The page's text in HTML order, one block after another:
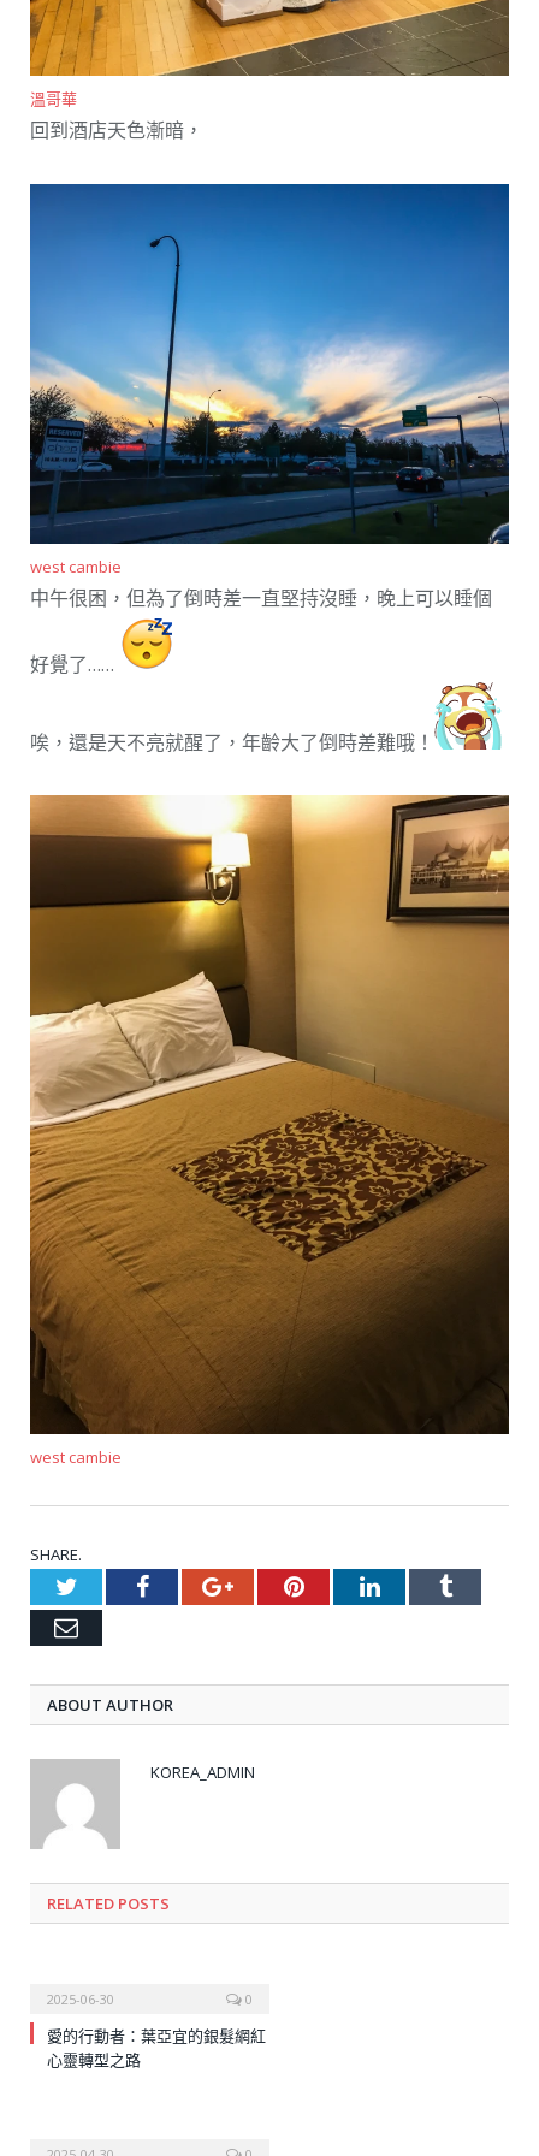
溫哥華
回到酒店天色漸暗，
west cambie
中午很困，但為了倒時差一直堅持沒睡，晚上可以睡個
好覺了……
唉，還是天不亮就醒了，年齡大了倒時差難哦！
west cambie
SHARE.
TwitterFacebookGoogle+PinterestLinkedInTumblr
Email
ABOUT AUTHOR
KOREA_ADMIN
RELATED POSTS
2025-06-30 0
愛的行動者：葉亞宜的銀髮網紅
心靈轉型之路